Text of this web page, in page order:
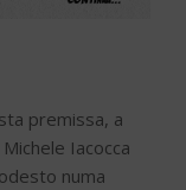
premissa, a
Iacocca
numa